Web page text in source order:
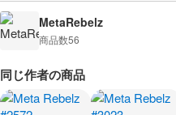
MetaRebelz
商品数56
同じ作者の商品